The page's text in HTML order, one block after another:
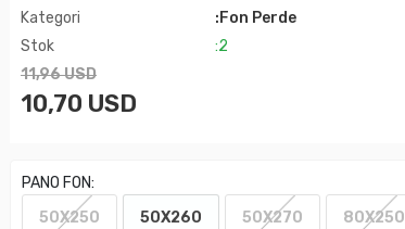
Kategori
:Fon Perde
Stok
:2
11,96 USD
10,70 USD
PANO FON:
50X250
50X260 50X270 80X250